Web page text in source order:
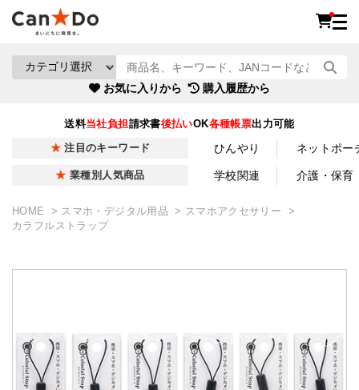
お気に入りから 購入履歴から
送料当社負担請求書後払いOK各種帳票出力可能
注目のキーワード ひんやり ネットポー
業種別人気商品 学校関連 介護・保育
HOME スマホ・デジタル用品
スマホアクセサリー
カラフルストラップ